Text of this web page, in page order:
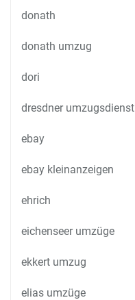
donath
donath umzug
dori
dresdner umzugsdienst
ebay
ebay kleinanzeigen
ehrich
eichenseer umzüge
ekkert umzug
elias umzüge